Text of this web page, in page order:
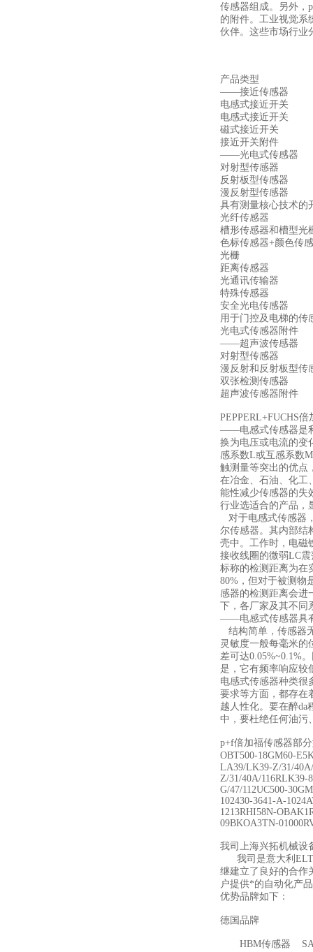
传感器组成。另外，
的附件。工业视觉系
伙伴。这些市场行业
产品类型
——接近传感器
电感式接近开关
电感式接近开关
磁式接近开关
接近开关附件
——光电式传感器
对射型传感器
反射板型传感器
漫反射型传感器
具有测量核心技术的
光纤传感器
槽形传感器和槽型光
色标传感器+颜色传
光栅
距离传感器
光通讯传输器
特殊传感器
安全光电传感器
用于门控及电梯的传
光电式传感器附件
——超声波传感器
对射型传感器
漫反射和反射板型传
双张检测传感器
超声波传感器附件
PEPPERL+FUCHS
——电感式传感器是
换为电压或电流的变
感系数L或互感系数
触测量等突出的优点
在冶金、石油、化工
能性减少传感器的失
行业选适合的产品，
对于电感式传感器
尔传感器。其内部结
壳中。工作时，电磁
接收线圈的微弱LC
标称的检测距离为在
80%，但对于被测物
感器的检测距离会进
下，各厂家及其不同
——电感式传感器具
结构简单，传感器
灵敏度一般每毫米的
差可达0.05%~0.1%
是，它有频率响应较
电感式传感器种类很
要求等方面，都存在
越人性化。要在醉
中，要杜绝任何油污
p+f倍加福传感器部
OBT500-18GM60-
LA39/LK39-Z/31/
Z/31/40A/116RLK39-
G/47/112UC500-
102430-3641-A-
1213RHI58N-
09BKOA3TN-
我司上海兴拓机械设
我司是意大利
继建立了良好的合作
户提供*的自动化产
优势品牌如下：
德国品牌
HBM传感器